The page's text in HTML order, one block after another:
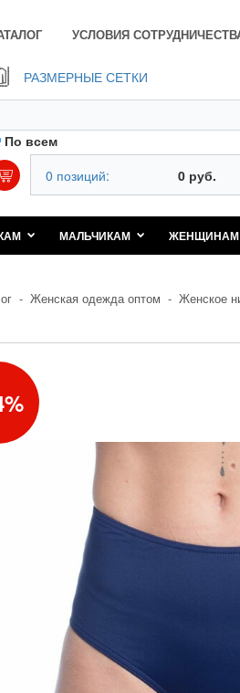
УСЛОВИЯ
РАЗМЕРНЫЕ СЕТКИ
По всем
0 позиций: 0 руб.
МАЛЬЧИКАМ ЖЕНЩИНАМ
- Женская одежда оптом - Женское